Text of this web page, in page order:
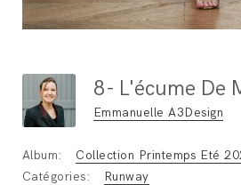
8- L'écume De
Emmanuelle A3Design
Album:
Collection Printemps Eté
Catégories:
Runway